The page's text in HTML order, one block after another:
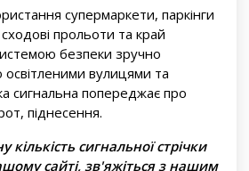
супермаркети, паркінги
прольоти та край
безпеки зручно
освітленими вулицями та
сигнальна попереджає про
піднесення.
кількість сигнальної стрічки
сайті, зв'яжіться з нашим